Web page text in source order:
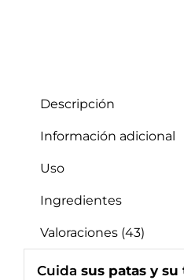
Descripción
Información adicional
Uso
Ingredientes
Valoraciones (43)
Cuida sus patas y